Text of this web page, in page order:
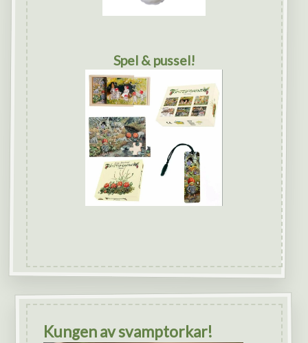
Spel & pussel!
Kungen av svamptorkar!